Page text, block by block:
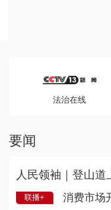
法治在线
要闻
人民领袖｜登山道
联播+ 消费市场